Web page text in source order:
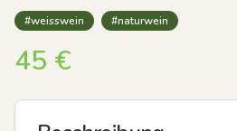
#weisswein #naturwein
45 €